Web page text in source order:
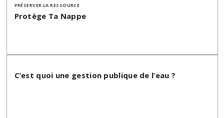
Protège Ta Nappe
PRÉSERVER LA RESSOURCE
C’est quoi une gestion publique de l’eau ?